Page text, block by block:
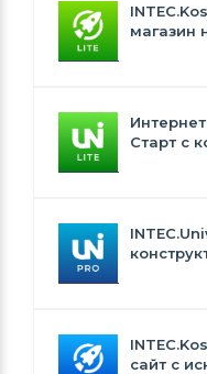
магазин
Старт с
сайт с